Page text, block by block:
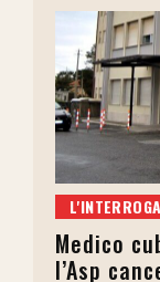
Medico
l’Asp